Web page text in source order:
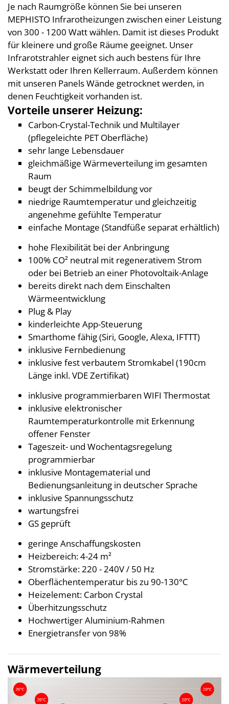
Je nach Raumgröße können Sie bei unseren
MEPHISTO Infrarotheizungen zwischen einer Leistung
von 300 - 1200 Watt wählen. Damit ist dieses Produkt
für kleinere und große Räume geeignet. Unser
Infrarotstrahler eignet sich auch bestens für Ihre
Werkstatt oder Ihren Kellerraum. Außerdem können
mit unseren Panels Wände getrocknet werden, in
denen Feuchtigkeit vorhanden ist.
Vorteile unserer Heizung:
Carbon-Crystal-Technik und Multilayer
(pflegeleichte PET Oberfläche)
sehr lange Lebensdauer
gleichmäßige Wärmeverteilung im gesamten
Raum
beugt der Schimmelbildung vor
niedrige Raumtemperatur und gleichzeitig
angenehme gefühlte Temperatur
einfache Montage (Standfüße separat erhältlich)
hohe Flexibilität bei der Anbringung
100% CO² neutral mit regenerativem Strom
oder bei Betrieb an einer Photovoltaik-Anlage
bereits direkt nach dem Einschalten
Wärmeentwicklung
Plug & Play
kinderleichte App-Steuerung
Smarthome fähig (Siri, Google, Alexa, IFTTT)
inklusive Fernbedienung
inklusive fest verbautem Stromkabel (190cm
Länge inkl. VDE Zertifikat)
inklusive programmierbaren WIFI Thermostat
inklusive elektronischer
Raumtemperaturkontrolle mit Erkennung
offener Fenster
Tageszeit- und Wochentagsregelung
programmierbar
inklusive Montagematerial und
Bedienungsanleitung in deutscher Sprache
inklusive Spannungsschutz
wartungsfrei
GS geprüft
geringe Anschaffungskosten
Heizbereich: 4-24 m²
Stromstärke: 220 - 240V / 50 Hz
Oberflächentemperatur bis zu 90-130°C
Heizelement: Carbon Crystal
Überhitzungsschutz
Hochwertiger Aluminium-Rahmen
Energietransfer von 98%
Wärmeverteilung